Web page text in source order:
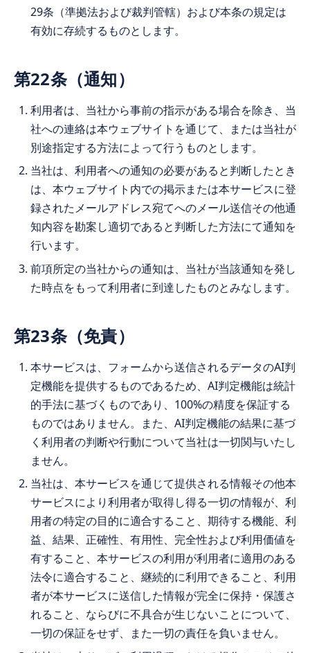
29条（準拠法および裁判管轄）および本条の規定は
有効に存続するものとします。
第22条（通知）
利用者は、当社から事前の指示がある場合を除き、当
社への連絡は本ウェブサイトを通じて、または当社が
別途指定する方法によって行うものとします。
当社は、利用者への通知の必要があると判断したとき
は、本ウェブサイト内での掲示または本サービスに登
録されたメールアドレス宛てへのメール送信その他通
知内容を勘案し適切であると判断した方法にて通知を
行います。
前項所定の当社からの通知は、当社が当該通知を発し
た時点をもって利用者に到達したものとみなします。
第23条（免責）
本サービスは、フォームから送信されるデータのAI判
定機能を提供するものであるため、AI判定機能は統計
的手法に基づくものであり、100%の精度を保証する
ものではありません。また、AI判定機能の結果に基づ
く利用者の判断や行動について当社は一切関与いたし
ません。
当社は、本サービスを通じて提供される情報その他本
サービスにより利用者が取得し得る一切の情報が、利
用者の特定の目的に適合すること、期待する機能、利
益、結果、正確性、有用性、完全性および利用価値を
有すること、本サービスの利用が利用者に適用のある
法令に適合すること、継続的に利用できること、利用
者が本サービスに送信した情報が完全に保持・保護さ
れること、ならびに不具合が生じないことについて、
一切の保証をせず、また一切の責任を負いません。